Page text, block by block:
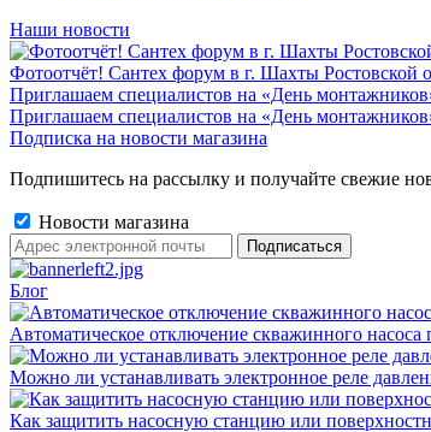
Наши новости
Фотоотчёт! Сантех форум в г. Шахты Ростовской
Приглашаем специалистов на «День
Приглашаем специалистов на «День
Подписка на новости магазина
Подпишитесь на рассылку и получайте свежие
Новости магазина
Блог
Автоматическое отключение скважинного
Можно ли устанавливать электронное реле
Как защитить насосную станцию или